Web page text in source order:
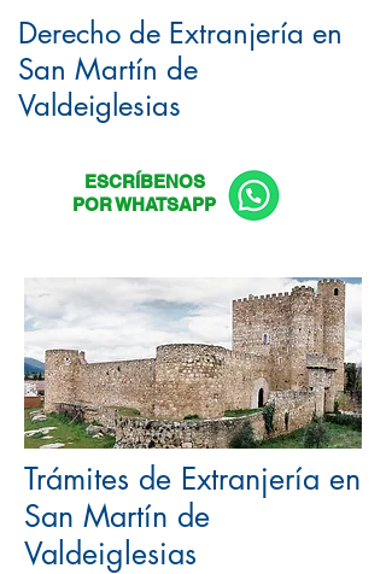
Derecho de Extranjería en
San Martín de
Valdeiglesias
ESCRÍBENOS
POR WHATSAPP
Trámites de Extranjería en
San Martín de
Valdeiglesias